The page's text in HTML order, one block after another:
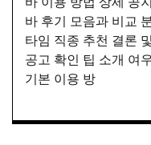
바 후기 모음과 비교
타임 직종 추천 결론
공고 확인 팁 소개 여
기본 이용 방